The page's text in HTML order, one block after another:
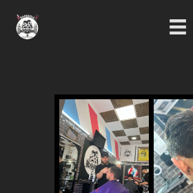
RESERVAR CITA
GALERÍA DE TRABAJOS
CONTACTA CON NOSOTROS